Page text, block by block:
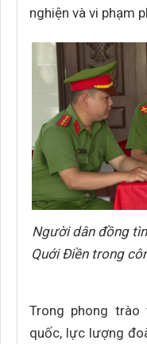
nghiện và vi phạm
Người dân đồng
Quới Điền trong
Trong phong
quốc, lực lượng